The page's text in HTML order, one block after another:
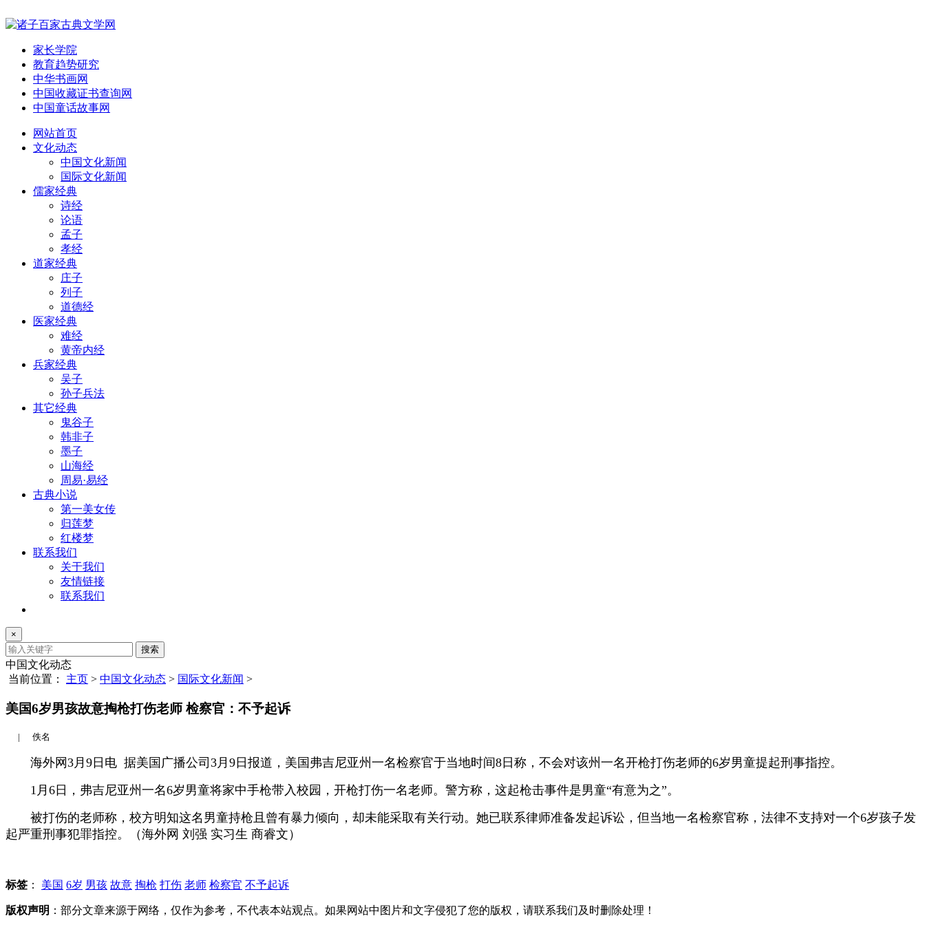
家长学院
教育趋势研究
中华书画网
中国收藏证书查询网
中国童话故事网
网站首页
文化动态
中国文化新闻
国际文化新闻
儒家经典
诗经
论语
孟子
孝经
道家经典
庄子
列子
道德经
医家经典
难经
黄帝内经
兵家经典
吴子
孙子兵法
其它经典
鬼谷子
韩非子
墨子
山海经
周易·易经
古典小说
第一美女传
归莲梦
红楼梦
联系我们
关于我们
友情链接
联系我们
×
搜索
中国文化动态
当前位置： 主页 > 中国文化动态 > 国际文化新闻 >
美国6岁男孩故意掏枪打伤老师 检察官：不予起诉
| 佚名
海外网3月9日电 据美国广播公司3月9日报道，美国弗吉尼亚州一名检察官于当地时间8日称，不会对该州一名开枪打伤老师的6岁男童提起刑事指控。
1月6日，弗吉尼亚州一名6岁男童将家中手枪带入校园，开枪打伤一名老师。警方称，这起枪击事件是男童“有意为之”。
被打伤的老师称，校方明知这名男童持枪且曾有暴力倾向，却未能采取有关行动。她已联系律师准备发起诉讼，但当地一名检察官称，法律不支持对一个6岁孩子发
起严重刑事犯罪指控。（海外网 刘强 实习生 商睿文）
标签 ： 美国 6岁 男孩 故意 掏枪 打伤 老师 检察官 不予起诉
版权声明 ：部分文章来源于网络，仅作为参考，不代表本站观点。如果网站中图片和文字侵犯了您的版权，请联系我们及时删除处理！